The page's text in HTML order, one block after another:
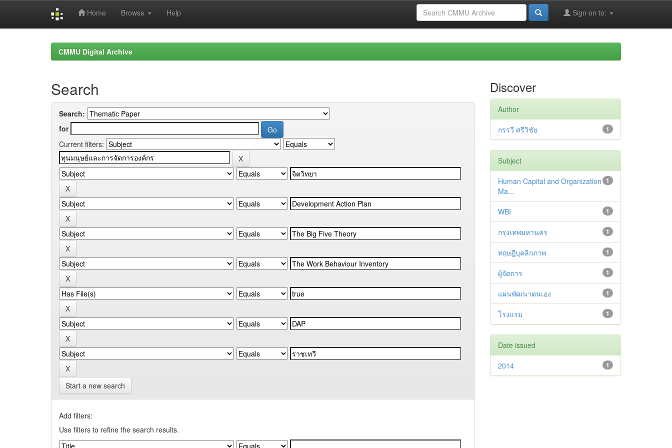
Home Browse Help Sign on to:
CMMU Digital Archive
Search
Search:
for
Current filters:
Start a new search
Add filters:
Use filters to refine the search results.
Discover
Author
1
กรรวี ศรีวิชัย
Subject
1
Human Capital and Organization
Ma...
1
WBI
1
กรุงเทพมหานคร
1
ทฤษฎีบุคลิกภาพ
1
ผู้จัดการ
1
แผนพัฒนาตนเอง
1
โรงแรม
Date issued
1
2014